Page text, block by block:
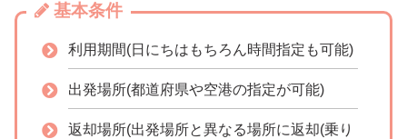
基本条件
利用期間(日にちはもちろん時間指定も可能)
出発場所(都道府県や空港の指定が可能)
返却場所(出発場所と異なる場所に返却(乗り